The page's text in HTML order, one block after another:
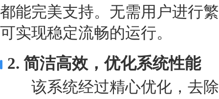
都能完美支持。无需用户进行
可实现稳定流畅的运行。
2. 简洁高效，优化系统性能
该系统经过精心优化，去除